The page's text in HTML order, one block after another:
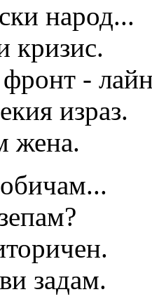
народ...
кризис.
-
израз.
жена.
задам.